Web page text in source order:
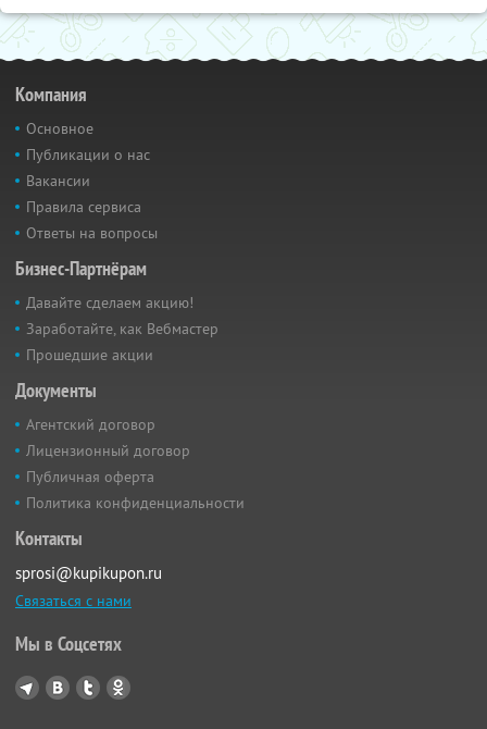
Компания
Основное
Публикации о нас
Вакансии
Правила сервиса
Ответы на вопросы
Бизнес-Партнёрам
Давайте сделаем акцию!
Заработайте, как Вебмастер
Прошедшие акции
Документы
Агентский договор
Лицензионный договор
Публичная оферта
Политика конфиденциальности
Контакты
sprosi@kupikupon.ru
Связаться с нами
Мы в Соцсетях